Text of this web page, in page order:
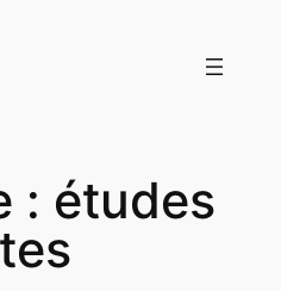
: études